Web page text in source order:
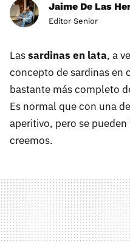
Jaime De Las
Editor Senior
Lassardinas en lata, a
concepto de sardinas en
bastante más completo
Es normal que con una
aperitivo, pero se
creemos.